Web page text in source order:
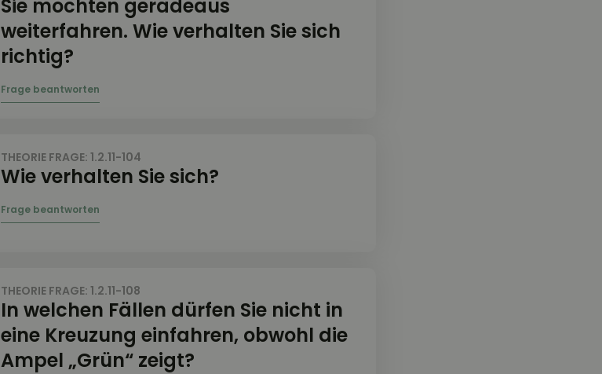
Sie möchten geradeaus
weiterfahren. Wie verhalten Sie sich
richtig?
THEORIE FRAGE: 1.2.11-104
Wie verhalten Sie sich?
THEORIE FRAGE: 1.2.11-108
In welchen Fällen dürfen Sie nicht in
eine Kreuzung einfahren, obwohl die
Ampel „Grün“ zeigt?